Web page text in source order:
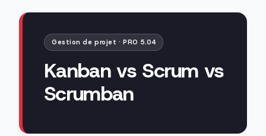
Gestion de projet · PRO 5.04
Kanban vs Scrum vs
Scrumban